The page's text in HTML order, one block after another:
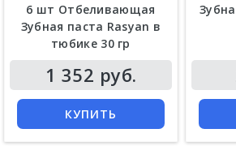
6 шт Отбеливающая
Зубная паста Rasyan в
тюбике 30 гр
1 352 руб.
КУПИТЬ